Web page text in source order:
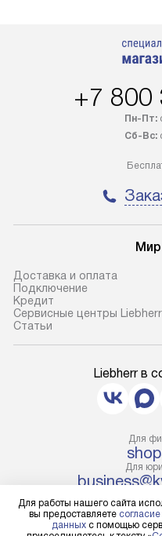
+7 800
Пн-Пт:
Сб-Вс:
Доставка и оплата
Подключение
Кредит
Сервисные центры Liebherr
Cтатьи
Liebherr в
Для
Для
Для работы нашего сайта
вы предоставляете
данных с помощью